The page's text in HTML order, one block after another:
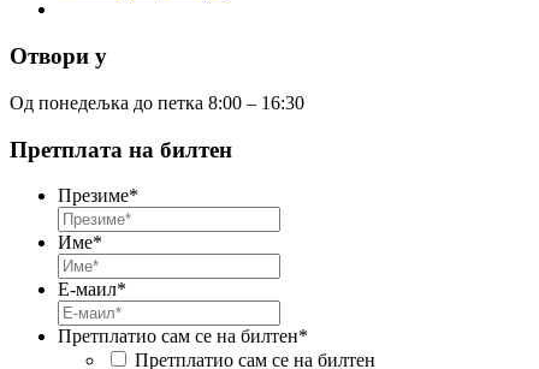
Отвори у
Од понедељка до петка 8:00 – 16:30
Претплата на билтен
Презиме*
Име*
Е-маил*
Претплатио сам се на билтен*
Претплатио сам се на билтен